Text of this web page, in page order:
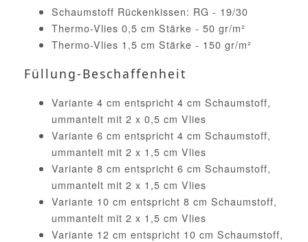
Schaumstoff Rückenkissen: RG - 19/30
Thermo-Vlies 0,5 cm Stärke - 50 gr/m²
Thermo-Vlies 1,5 cm Stärke - 150 gr/m²
Füllung-Beschaffenheit
Variante 4 cm entspricht 4 cm Schaumstoff,
ummantelt mit 2 x 0,5 cm Vlies
Variante 6 cm entspricht 4 cm Schaumstoff,
ummantelt mit 2 x 1,5 cm Vlies
Variante 8 cm entspricht 6 cm Schaumstoff,
ummantelt mit 2 x 1,5 cm Vlies
Variante 10 cm entspricht 8 cm Schaumstoff,
ummantelt mit 2 x 1,5 cm Vlies
Variante 12 cm entspricht 10 cm Schaumstoff,